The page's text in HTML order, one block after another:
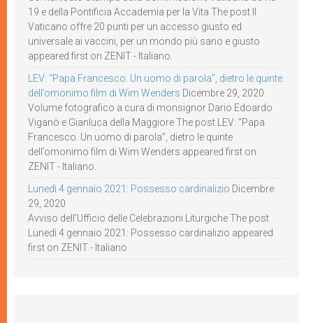
19 e della Pontificia Accademia per la Vita The post Il
Vaticano offre 20 punti per un accesso giusto ed
universale ai vaccini, per un mondo più sano e giusto
appeared first on ZENIT - Italiano.
LEV: “Papa Francesco. Un uomo di parola”, dietro le quinte
dell’omonimo film di Wim Wenders Dicembre 29, 2020
Volume fotografico a cura di monsignor Dario Edoardo
Viganò e Gianluca della Maggiore The post LEV: “Papa
Francesco. Un uomo di parola”, dietro le quinte
dell’omonimo film di Wim Wenders appeared first on
ZENIT - Italiano.
Lunedì 4 gennaio 2021: Possesso cardinalizio Dicembre
29, 2020
Avviso dell’Ufficio delle Celebrazioni Liturgiche The post
Lunedì 4 gennaio 2021: Possesso cardinalizio appeared
first on ZENIT - Italiano.